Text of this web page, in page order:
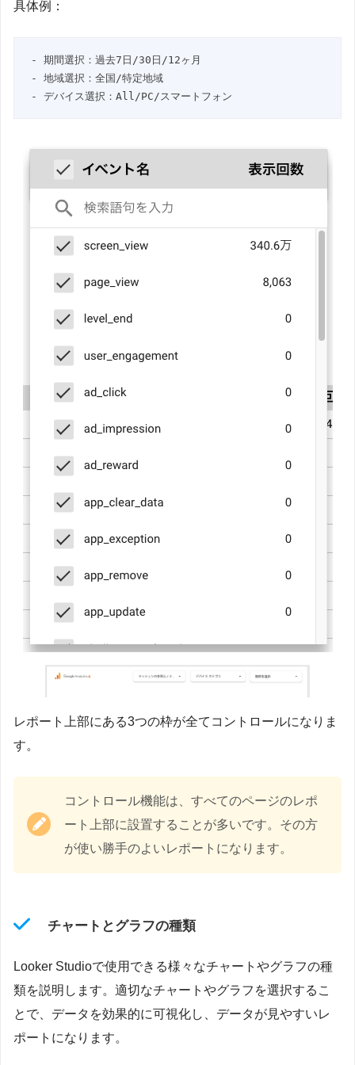
具体例：
- 期間選択：過去7日/30日/12ヶ月
- 地域選択：全国/特定地域
- デバイス選択：All/PC/スマートフォン
レポート上部にある3つの枠が全てコントロールになりま
す。
コントロール機能は、すべてのページのレポ
ート上部に設置することが多いです。その方
が使い勝手のよいレポートになります。
チャートとグラフの種類
Looker Studioで使用できる様々なチャートやグラフの種
類を説明します。適切なチャートやグラフを選択するこ
とで、データを効果的に可視化し、データが見やすいレ
ポートになります。